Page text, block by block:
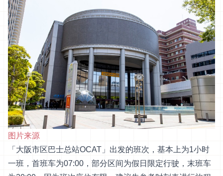
图片来源
「大阪市区巴士总站OCAT」出发的班次，基本上为1小时
一班，首班车为07:00，部分区间为假日限定行驶，末班车